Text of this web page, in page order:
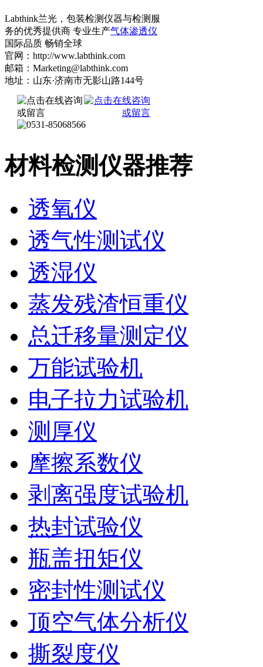
Labthink兰光，包装检测仪器与检测服
务的优秀提供商 专业生产气体渗透仪
国际品质 畅销全球
官网：http://www.labthink.com
邮箱：Marketing@labthink.com
地址：山东·济南市无影山路144号
材料检测仪器推荐
透氧仪
透气性测试仪
透湿仪
蒸发残渣恒重仪
总迁移量测定仪
万能试验机
电子拉力试验机
测厚仪
摩擦系数仪
剥离强度试验机
热封试验仪
瓶盖扭矩仪
密封性测试仪
顶空气体分析仪
撕裂度仪